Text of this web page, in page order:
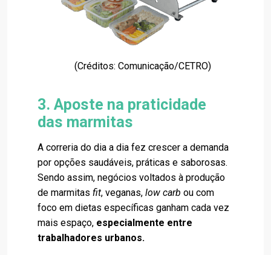
(Créditos: Comunicação/CETRO)
3. Aposte na praticidade
das marmitas
A correria do dia a dia fez crescer a demanda
por opções saudáveis, práticas e saborosas.
Sendo assim, negócios voltados à produção
de marmitas fit, veganas, low carb ou com
foco em dietas específicas ganham cada vez
mais espaço, especialmente entre
trabalhadores urbanos.